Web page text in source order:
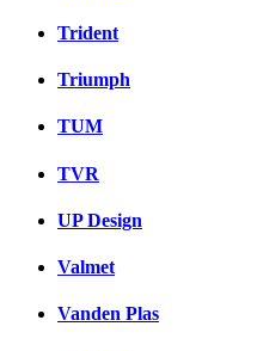
Trident
Triumph
TUM
TVR
UP Design
Valmet
Vanden Plas